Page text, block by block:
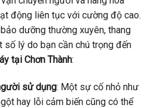
động liên tục với cường độ cao.
dưỡng thường xuyên, thang
lý do bạn cần chú trọng đến
tại Chơn Thành:
sử dụng: Một sự cố nhỏ như
hay lỗi cảm biến cũng có thể